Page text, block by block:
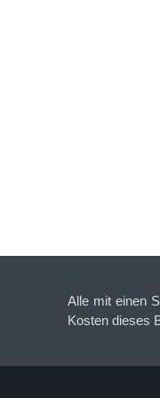
Alle mit einen
Kosten dieses